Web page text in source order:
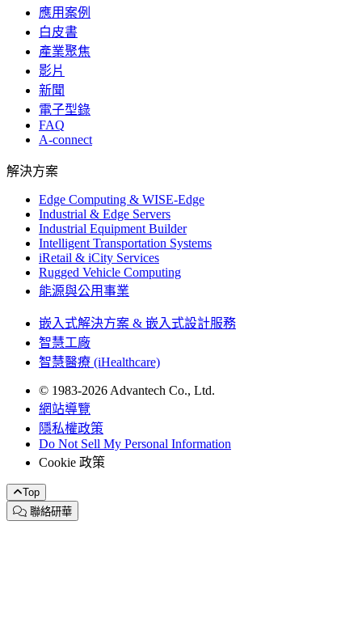
應用案例
白皮書
產業聚焦
影片
新聞
電子型錄
FAQ
A-connect
解決方案
Edge Computing & WISE-Edge
Industrial & Edge Servers
Industrial Equipment Builder
Intelligent Transportation Systems
iRetail & iCity Services
Rugged Vehicle Computing
能源與公用事業
嵌入式解決方案 & 嵌入式設計服務
智慧工廠
智慧醫療 (iHealthcare)
© 1983-2026 Advantech Co., Ltd.
網站導覽
隱私權政策
Do Not Sell My Personal Information
Cookie 政策
Top
聯絡研華